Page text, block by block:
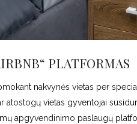
PLATFORMAS
nakvynės vietas per
vietas gyventojai
apgyvendinimo paslaugų